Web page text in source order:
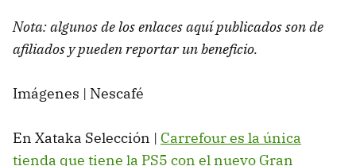
Nota: algunos de los enlaces aquí publicados son de
afiliados y pueden reportar un beneficio.
Imágenes | Nescafé
En Xataka Selección | Carrefour es la única
tienda que tiene la PS5 con el nuevo Gran